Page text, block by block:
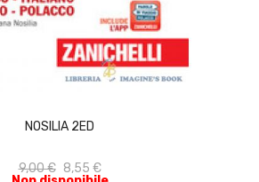
NOSILIA 2ED
9,00 € 8,55 €